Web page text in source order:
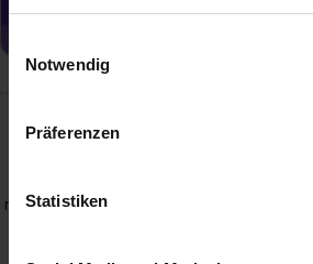
Benutzung der Webseite getroffenen
Webseite zu analysieren
Informationen zu deiner
Notwendig
Präferenzen
Statistiken
Wusstest du schon,
Wussten du schon, dass jedes Mal,
nimmst, irgendwo hinfährst oder auf